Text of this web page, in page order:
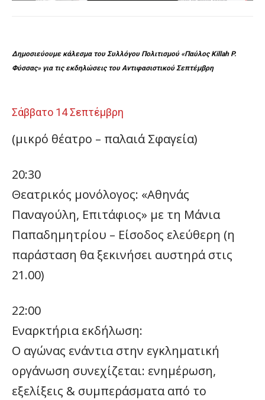
Δημοσιεύουμε κάλεσμα του Συλλόγου Πολιτισμού «Παύλος Killah P.
Φύσσας» για τις εκδηλώσεις του Αντιφασιστικού Σεπτέμβρη
Σάββατο 14 Σεπτέμβρη
(μικρό θέατρο – παλαιά Σφαγεία)
20:30
Θεατρικός μονόλογος: «Αθηνάς
Παναγούλη, Επιτάφιος» με τη Μάνια
Παπαδημητρίου – Είσοδος ελεύθερη (η
παράσταση θα ξεκινήσει αυστηρά στις
21.00)
22:00
Εναρκτήρια εκδήλωση:
Ο αγώνας ενάντια στην εγκληματική
οργάνωση συνεχίζεται: ενημέρωση,
εξελίξεις & συμπεράσματα από το